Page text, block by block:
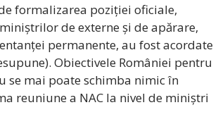
formalizarea poziției oficiale,
de externe și de apărare,
permanente, au fost acordate
Obiectivele României pentru
se mai poate schimba nimic în
reuniune a NAC la nivel de miniștri